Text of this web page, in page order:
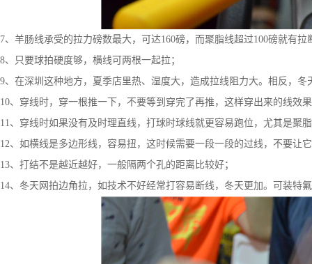
7、羊肠线承受的拉力磅数最大，可达160磅，而聚脂线超过100磅就有拉
8、只要球拍硬度够，横线可两根一起拉；
9、在深圳这种地方，夏季店里热、湿度大，造成拉线阻力大。相反，冬
10、穿线时，穿一根推一下，不要等到穿完了再推，这样穿出来的线效
11、穿线时如果没有及时理直线，打球时球线就更容易跑位，尤其是聚
12、如横线是多边形线，容易扭，这时候需要一段一段的过线，不要让
13、打结不是越近越好，一般隔两个孔的距离比较好；
14、冬天网拍边角拉，如技术不好经常打容易断线，冬天更加。可装特